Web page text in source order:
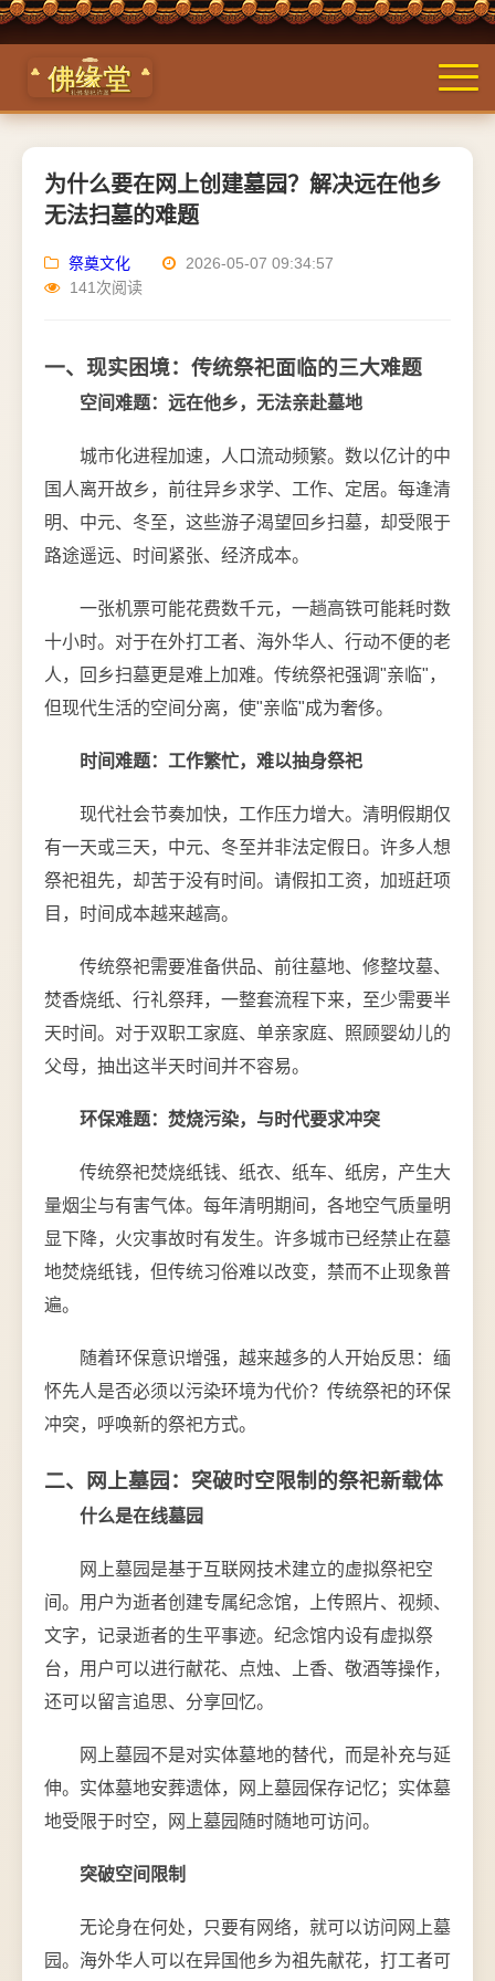
为什么要在网上创建墓园？解决远在他乡
无法扫墓的难题
祭奠文化
2026-05-07 09:34:57
141次阅读
一、现实困境：传统祭祀面临的三大难题
空间难题：远在他乡，无法亲赴墓地
城市化进程加速，人口流动频繁。数以亿计的中
国人离开故乡，前往异乡求学、工作、定居。每逢清
明、中元、冬至，这些游子渴望回乡扫墓，却受限于
路途遥远、时间紧张、经济成本。
一张机票可能花费数千元，一趟高铁可能耗时数
十小时。对于在外打工者、海外华人、行动不便的老
人，回乡扫墓更是难上加难。传统祭祀强调"亲临"，
但现代生活的空间分离，使"亲临"成为奢侈。
时间难题：工作繁忙，难以抽身祭祀
现代社会节奏加快，工作压力增大。清明假期仅
有一天或三天，中元、冬至并非法定假日。许多人想
祭祀祖先，却苦于没有时间。请假扣工资，加班赶项
目，时间成本越来越高。
传统祭祀需要准备供品、前往墓地、修整坟墓、
焚香烧纸、行礼祭拜，一整套流程下来，至少需要半
天时间。对于双职工家庭、单亲家庭、照顾婴幼儿的
父母，抽出这半天时间并不容易。
环保难题：焚烧污染，与时代要求冲突
传统祭祀焚烧纸钱、纸衣、纸车、纸房，产生大
量烟尘与有害气体。每年清明期间，各地空气质量明
显下降，火灾事故时有发生。许多城市已经禁止在墓
地焚烧纸钱，但传统习俗难以改变，禁而不止现象普
遍。
随着环保意识增强，越来越多的人开始反思：缅
怀先人是否必须以污染环境为代价？传统祭祀的环保
冲突，呼唤新的祭祀方式。
二、网上墓园：突破时空限制的祭祀新载体
什么是在线墓园
网上墓园是基于互联网技术建立的虚拟祭祀空
间。用户为逝者创建专属纪念馆，上传照片、视频、
文字，记录逝者的生平事迹。纪念馆内设有虚拟祭
台，用户可以进行献花、点烛、上香、敬酒等操作，
还可以留言追思、分享回忆。
网上墓园不是对实体墓地的替代，而是补充与延
伸。实体墓地安葬遗体，网上墓园保存记忆；实体墓
地受限于时空，网上墓园随时随地可访问。
突破空间限制
无论身在何处，只要有网络，就可以访问网上墓
园。海外华人可以在异国他乡为祖先献花，打工者可